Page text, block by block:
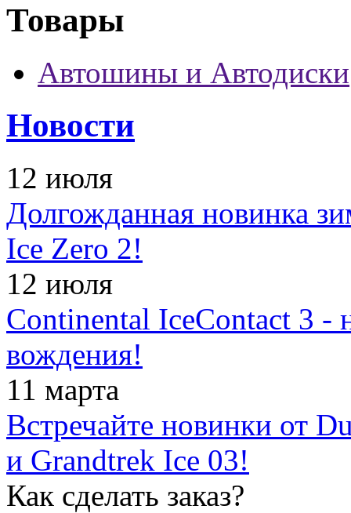
Товары
Автошины и Автодиски
Новости
12 июля
Долгожданная новинка
Ice Zero 2!
12 июля
Continental IceContact 3 -
вождения!
11 марта
Встречайте новинки от
и Grandtrek Ice 03!
Как сделать заказ?